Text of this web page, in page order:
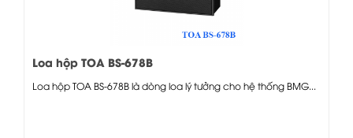
Loa hộp TOA BS-678B
Loa hộp TOA BS-678B là dòng loa lý tưởng cho hệ thống BMG...